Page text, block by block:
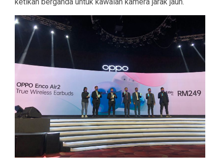
ketikan berganda untuk kawalan kamera jarak jauh.